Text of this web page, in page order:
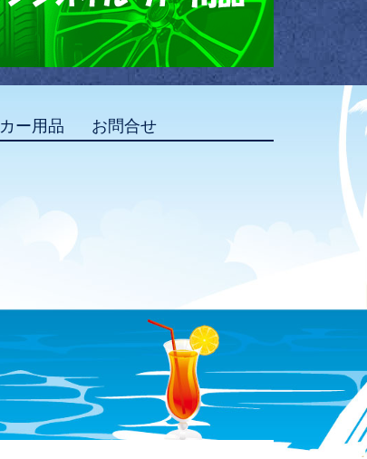
カー用品 お問合せ